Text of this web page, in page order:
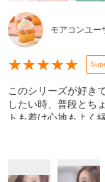
モアコンユー
★★★★★
このシリーズが好き
したい時、普段とち
トも着け心地もよく
つけるなら目薬は必
する時に付けました
ど)。またリピします!